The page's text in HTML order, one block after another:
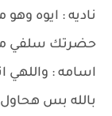
ناديه : ايوه
حضرتك سلفي
اسامه : واللهي
بالله بس